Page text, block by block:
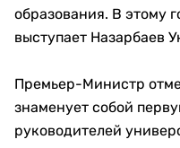
образования. В этому
выступает Назарбаев
Премьер-Министр
знаменует собой
руководителей